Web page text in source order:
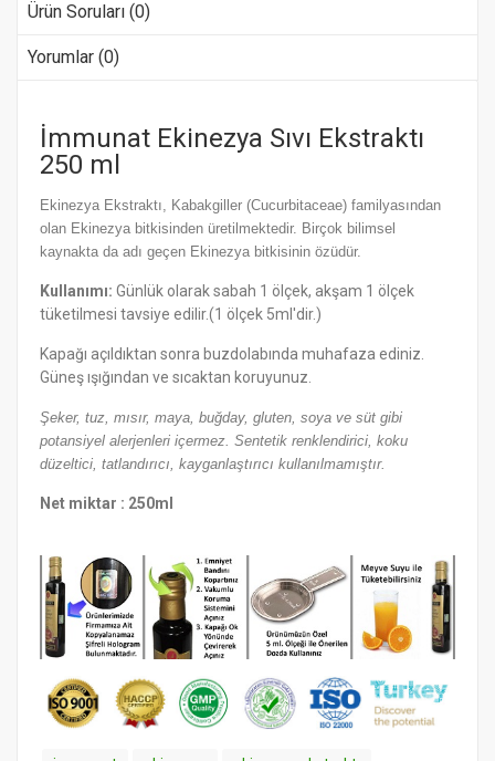
Ürün Soruları (0)
Yorumlar (0)
İmmunat Ekinezya Sıvı Ekstraktı
250 ml
Ekinezya Ekstraktı, Kabakgiller (Cucurbitaceae) familyasından
olan Ekinezya bitkisinden üretilmektedir. Birçok bilimsel
kaynakta da adı geçen Ekinezya bitkisinin özüdür.
Kullanımı: Günlük olarak sabah 1 ölçek, akşam 1 ölçek
tüketilmesi tavsiye edilir.(1 ölçek 5ml'dir.)
Kapağı açıldıktan sonra buzdolabında muhafaza ediniz.
Güneş ışığından ve sıcaktan koruyunuz.
Şeker, tuz, mısır, maya, buğday, gluten, soya ve süt gibi
potansiyel alerjenleri içermez. Sentetik renklendirici, koku
düzeltici, tatlandırıcı, kayganlaştırıcı kullanılmamıştır.
Net miktar : 250ml